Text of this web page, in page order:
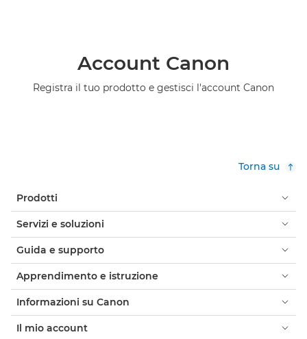
Account Canon
Registra il tuo prodotto e gestisci l'account Canon
Torna su
Prodotti
Servizi e soluzioni
Guida e supporto
Apprendimento e istruzione
Informazioni su Canon
Il mio account